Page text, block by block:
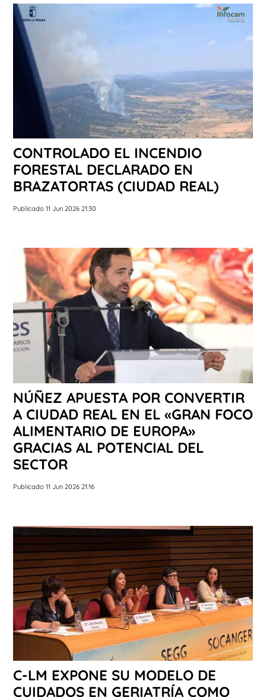
CONTROLADO EL INCENDIO
FORESTAL DECLARADO EN
BRAZATORTAS (CIUDAD REAL)
Publicado 11 Jun 2026 21:30
NÚÑEZ APUESTA POR CONVERTIR
A CIUDAD REAL EN EL «GRAN FOCO
ALIMENTARIO DE EUROPA»
GRACIAS AL POTENCIAL DEL
SECTOR
Publicado 11 Jun 2026 21:16
C-LM EXPONE SU MODELO DE
CUIDADOS EN GERIATRÍA COMO